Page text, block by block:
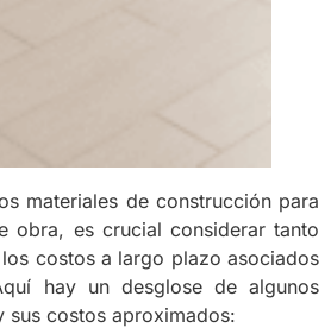
materiales de construcción para
obra, es crucial considerar tanto
costos a largo plazo asociados
hay un desglose de algunos
sus costos aproximados: